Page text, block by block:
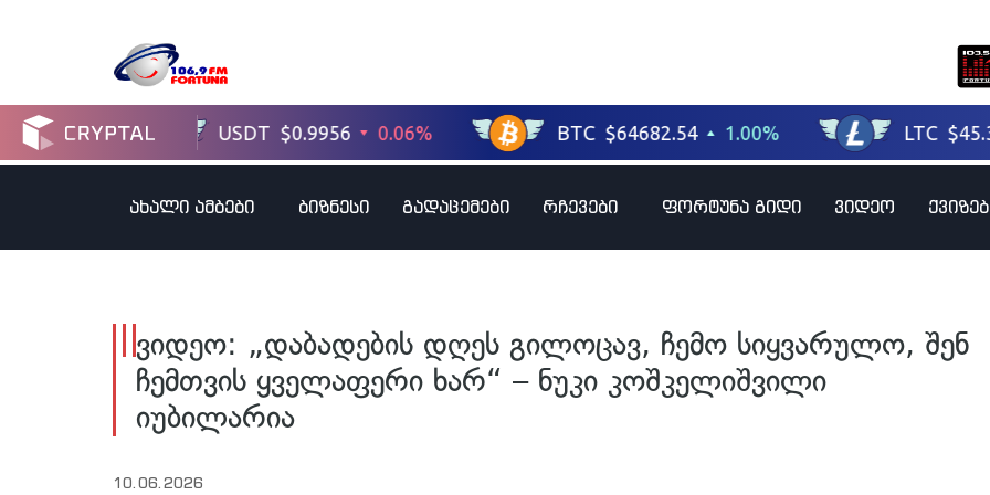
ახალი ამბები ბიზნესი გადაცემები რჩევები ფორტუნა გიდი ვიდეო
ვიდეო: „დაბადების დღეს გილოცავ, ჩემო სიყვარულო, შენ
ჩემთვის ყველაფერი ხარ“ – ნუკი კოშკელიშვილი
იუბილარია
10.06.2026